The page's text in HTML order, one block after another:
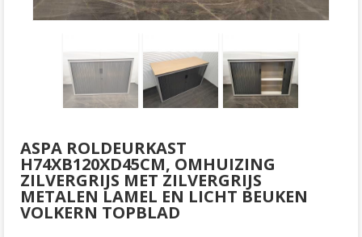
ASPA ROLDEURKAST
H74XB120XD45CM, OMHUIZING
ZILVERGRIJS MET ZILVERGRIJS
METALEN LAMEL EN LICHT BEUKEN
VOLKERN TOPBLAD